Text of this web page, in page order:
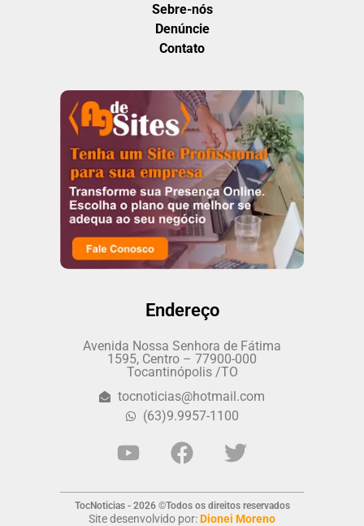
Sebre-nós
Denúncie
Contato
Endereço
Avenida Nossa Senhora de Fátima
1595, Centro – 77900-000
Tocantinópolis /TO
tocnoticias@hotmail.com
(63)9.9957-1100
TocNoticias - 2026 ©Todos os direitos reservados
Site desenvolvido por:Dionei Moreno